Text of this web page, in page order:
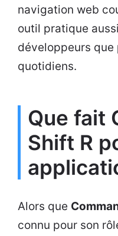
navigation web
outil pratique
développeurs
quotidiens.
Que fait
Shift R
Alors que
connu pour son